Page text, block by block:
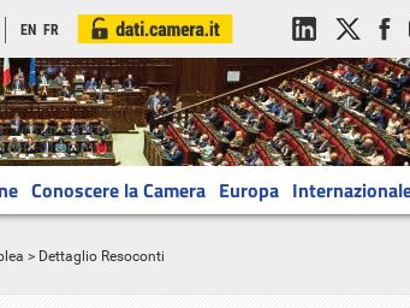
EN FR
Conoscere la Camera Europa
> Dettaglio Resoconti